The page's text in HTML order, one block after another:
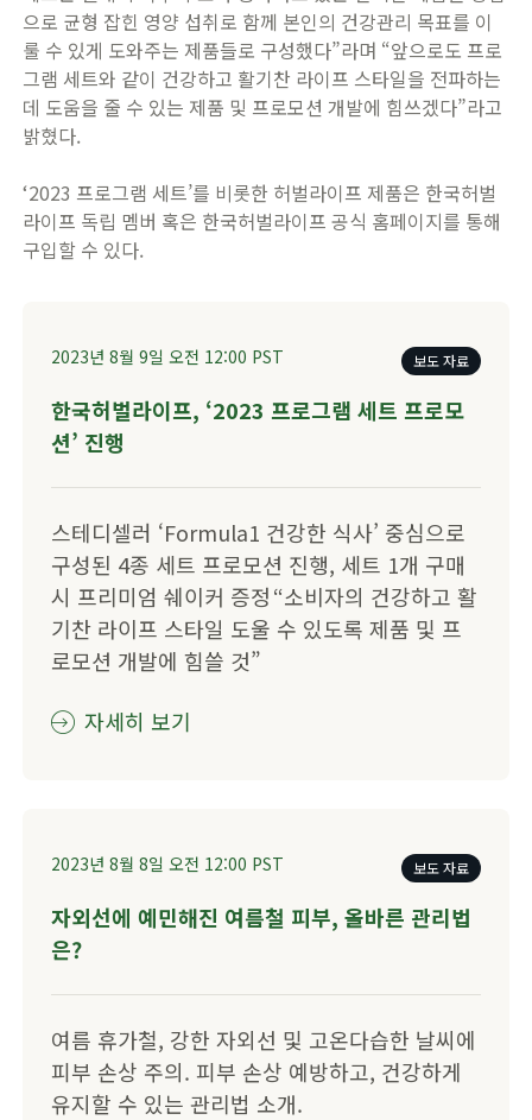
으로 균형 잡힌 영양 섭취로 함께 본인의 건강관리 목표를 이
룰 수 있게 도와주는 제품들로 구성했다”라며 “앞으로도 프로
그램 세트와 같이 건강하고 활기찬 라이프 스타일을 전파하는
데 도움을 줄 수 있는 제품 및 프로모션 개발에 힘쓰겠다”라고
밝혔다.
‘2023 프로그램 세트’를 비롯한 허벌라이프 제품은 한국허벌
라이프 독립 멤버 혹은 한국허벌라이프 공식 홈페이지를 통해
구입할 수 있다.
2023년 8월 9일오전 12:00 PST 보도 자료
​​한국허벌라이프, ‘2023 프로그램 세트 프로모
션’ 진행​
​​스테디셀러 ‘Formula1 건강한 식사’ 중심으로
구성된 4종 세트 프로모션 진행, 세트 1개 구매
시 프리미엄 쉐이커 증정 ​“소비자의 건강하고 활
기찬 라이프 스타일 도울 수 있도록 제품 및 프
로모션 개발에 힘쓸 것”​
자세히 보기
2023년 8월 8일오전 12:00 PST 보도 자료
​​자외선에 예민해진 여름철 피부, 올바른 관리법
은?​
여름 휴가철, 강한 자외선 및 고온다습한 날씨에
피부 손상 주의. 피부 손상 예방하고, 건강하게
유지할 수 있는 관리법 소개.